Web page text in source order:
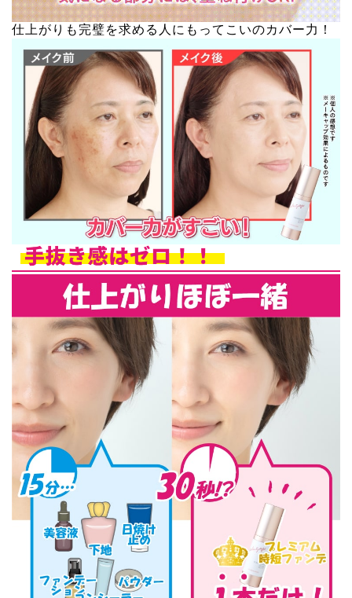
仕上がりも完璧を求める人にもってこいのカバー力！